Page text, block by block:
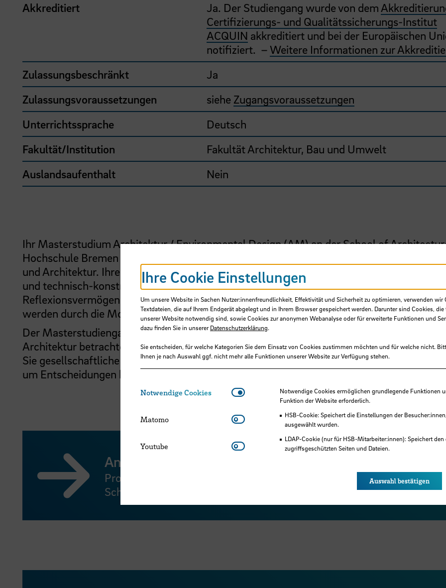
Akkreditiert
Ja. Der Studiengang wurde von dem
Certifizierungs- und Qualitätssicherungs-Institut
ACQUIN akkreditiert und bei der Europäischen
notifiziert. –Weitere Informationen zur
Zulassungsbeschränkt
Ja
Zulassungsvoraussetzungen
siehe Zugangsvoraussetzungen
Unterrichtssprache
Deutsch
Fakultät/Institution
Fakultät Architektur, Bau und Umwelt
Auslandsaufenthalt
Nein
Ihr Masterstudium Architektur / Environmental Design (AM) an der School of
Hochschule Bremen orientiert sich an den Berufsaufgaben der Bereiche Planung,
und Architektur. Ihre wissenschaftliche Auseinandersetzung, kreatives, räumlich-
und technisch-konstruktives Gestalten und gleichzeitig die Beweglichkeit des Denkens,
Reflexionsvermögen und die Fähigkeit, eigene Haltungen und Konzeptionen zu entwickeln
werden durch die Module und Lehrenden aktiv gefördert.
Der Masterstudiengang verfolgt in Bremen dabei eine inhaltliche Leitlinie, die den Kontext
Architektur betrachtet. Durch exemplarische, auf bestimmte Themen bezogene Projekte
Sie gesellschaftliche Bezüge her, ordnen Einflüsse und Bedingungen, interpretiert und
um Entscheidungen herbeiführen und konzeptionelle Vorschläge vorlegen zu können.
Ansprechpersonen: Team und Service
Professor:innen, Mitarbeiter:innen, Lehrbeauftragte und Servicestellen
School of Architecture Bremen
Ihre Cookie Einstellungen
Um unsere Website in Sachen Nutzer:innenfreundlichkeit, Effektivität und Sicherheit zu optimieren, verwenden wir
Textdateien, die auf Ihrem Endgerät abgelegt und in Ihrem Browser gespeichert werden. Darunter sind Cookies,
unserer Website notwendig sind, sowie Cookies zur anonymen Webanalyse oder für erweiterte Funktionen und
dazu finden Sie in unsererDatenschutzerklärung.
Sie entscheiden, für welche Kategorien Sie dem Einsatz von Cookies zustimmen möchten und für welche nicht.
Ihnen je nach Auswahl ggf. nicht mehr alle Funktionen unserer Website zur Verfügung stehen.
Notwendige Cookies Notwendige CookiesNotwendige Cookies ermöglichen grundlegende Funktionen
Funktion der Website erforderlich.
HSB-Cookie: Speichert die Einstellungen der
ausgewählt wurden.
LDAP-Cookie (nur für HSB-Mitarbeiter:innen): Speichert
zugriffsgeschützten Seiten und Dateien.
Matomo Matomo
Youtube Youtube
Auswahl bestätigen